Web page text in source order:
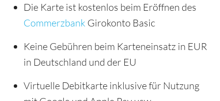
Die Karte ist kostenlos beim Eröffnen des
Commerzbank Girokonto Basic
Keine Gebühren beim Karteneinsatz in EUR
in Deutschland und der EU
Virtuelle Debitkarte inklusive für Nutzung